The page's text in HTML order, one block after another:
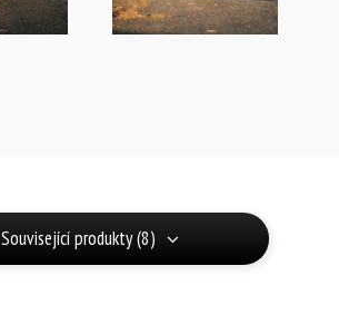
Související produkty (8)